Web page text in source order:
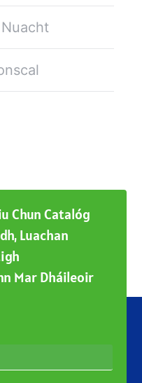
Chun Catalóg
Luachan
Mar Dháileoir